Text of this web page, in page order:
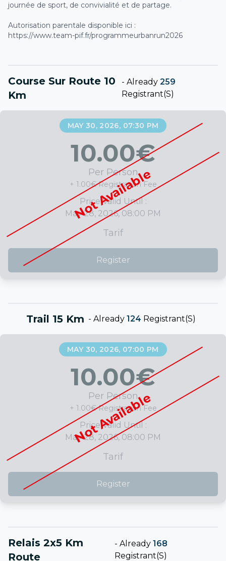
journée de sport, de convivialité et de partage.
Autorisation parentale disponible ici :
https://www.team-pif.fr/programmeurbanrun2026
Course Sur Route 10
Km
-Already 259
Registrant(s)
Not Available
MAY 30, 2026, 07:30 PM
10.00€
Per Person
+ 1.00€ Registration Fee
Price Valid Until :
May 28, 2026, 08:00 PM
Tarif
Register
Trail 15 Km - Already 124 Registrant(s)
Not Available
MAY 30, 2026, 07:00 PM
10.00€
Per Person
+ 1.00€ Registration Fee
Price Valid Until :
May 28, 2026, 08:00 PM
Tarif
Register
Relais 2x5 Km
Route
- Already 168
Registrant(s)